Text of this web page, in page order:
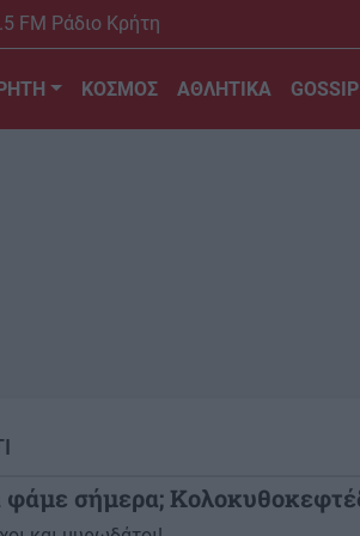
FM Ράδιο Κρήτη
ΚΟΣΜΟΣ ΑΘΛΗΤΙΚΑ
φάμε σήμερα;